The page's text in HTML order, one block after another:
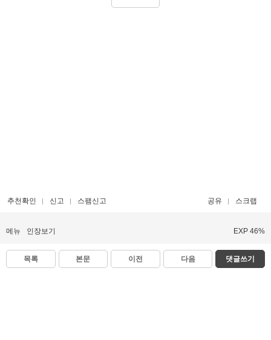
추천확인 신고 스팸신고 공유 스크랩
메뉴 인장보기 EXP 46%
목록 본문 이전 다음 댓글쓰기